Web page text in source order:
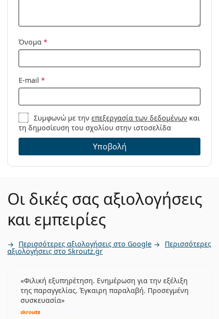
Όνομα *
E-mail *
Συμφωνώ με τηνεπεξεργασία των δεδομένων και
τη δημοσίευση του σχολίου στην ιστοσελίδα
Υποβολή
Οι δικές σας αξιολογήσεις
και εμπειρίες
Περισσότερες αξιολογήσεις στο Google Περισσότερες
αξιολογήσεις στο Skroutz.gr
Φιλική εξυπηρέτηση. Ενημέρωση για την εξέλιξη
της παραγγελίας. Έγκαιρη παραλαβή. Προσεγμένη
συσκευασία